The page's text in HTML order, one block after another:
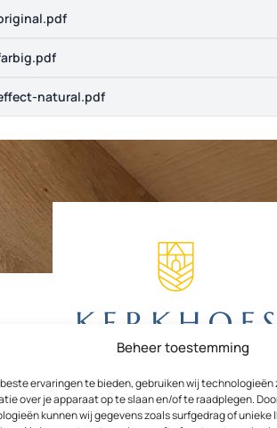
Beheer toestemming
ervaringen te bieden, gebruiken wij technologieën
over je apparaat op te slaan en/of te raadplegen.
kunnen wij gegevens zoals surfgedrag of unieke
natural.pdf